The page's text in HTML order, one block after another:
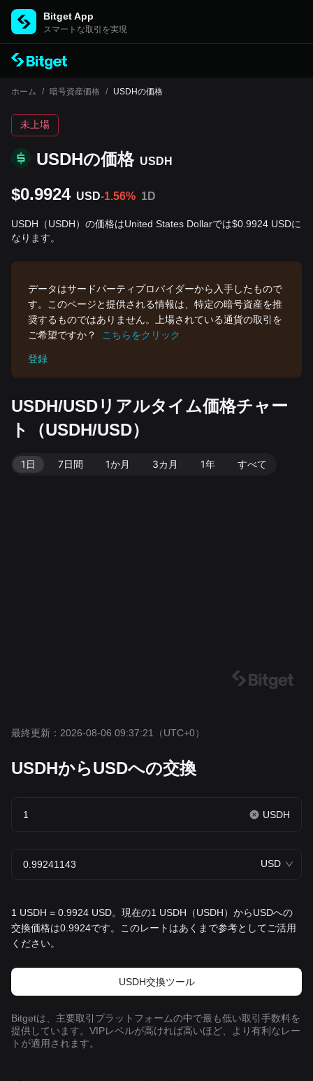
Bitget App
スマートな取引を実現
ホーム / 暗号資産価格 / USDHの価格
USDHの‌価格 USDH
未上場
$0.9924 USD-1.56% 1D
USDH（USDH）の価格はUnited States Dollarでは$0.9924 USDに
なります。
データはサードパーティプロバイダーから入手したもので
す。このページと提供される情報は、特定の暗号資産を推
奨するものではありません。上場されている通貨の取引を
ご希望ですか？
こちらをクリック
登録
USDH/USDリアルタイム価格チャー
ト（USDH/USD）
1日 7日間 1か月 3カ月 1年 すべて
最終更新：2026-08-06 09:37:21 （UTC+0）
USDHからUSDへの交換
USDH
USD
1 USDH = 0.9924 USD。現在の1 USDH（USDH）からUSDへの
交換価格は0.9924です。このレートはあくまで参考としてご活用
ください。
USDH交換ツール
Bitgetは、主要取引プラットフォームの中で最も低い取引手数料を
提供しています。VIPレベルが高ければ高いほど、より有利なレー
トが適用されます。